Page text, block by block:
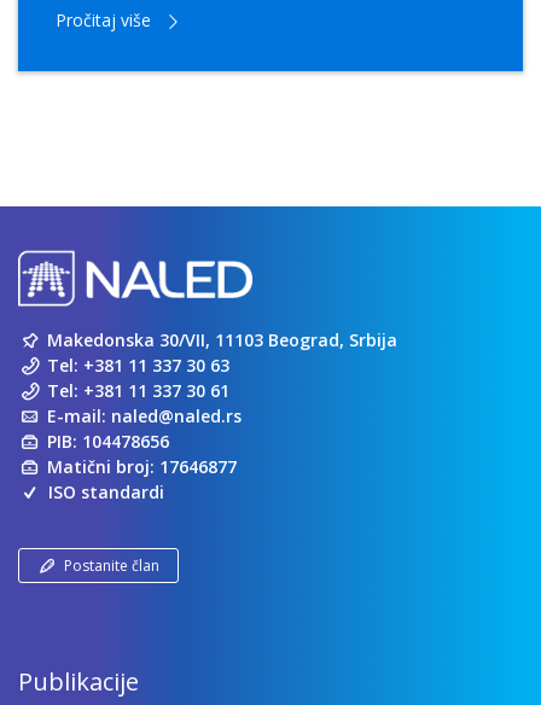
Pročitaj više
Makedonska 30/VII, 11103 Beograd, Srbija
Tel: +381 11 337 30 63
Tel: +381 11 337 30 61
E-mail: naled@naled.rs
PIB: 104478656
Matični broj: 17646877
ISO standardi
Postanite član
Publikacije